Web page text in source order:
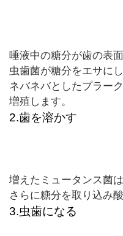
唾液中の糖分が歯の表
虫歯菌が糖分をエサにし
ネバネバとしたプラー
増殖します。
2.歯を溶かす
増えたミュータンス菌は
さらに糖分を取り込み
3.虫歯になる